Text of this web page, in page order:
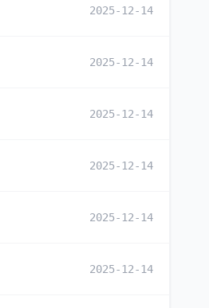
2025-12-14
2025-12-14
2025-12-14
2025-12-14
2025-12-14
2025-12-14